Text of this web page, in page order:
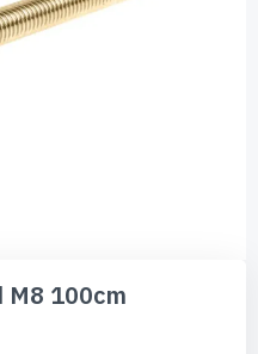
M8 100cm